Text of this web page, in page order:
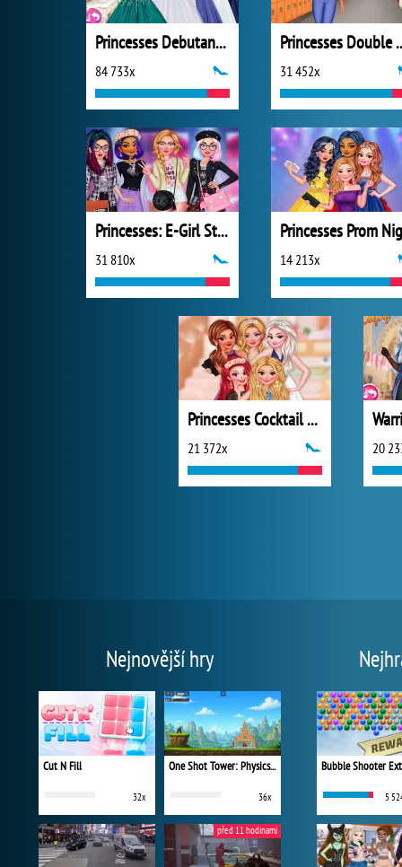
Princesses Debutante Ball
84 733x 31 452x
Princesses: E-Girl Style
31 810x 14 213x
Princesses Cocktail Party Divas
21 372x 20
Nejnovější hry
Cut N Fill
32x
One Shot Tower: Physics Destroyer
36x
před 11 hodinami
Bubble Shooter
5